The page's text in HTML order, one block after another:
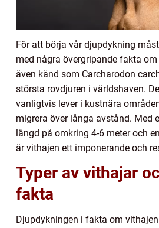
För att börja vår djupdykning
med några övergripande fakta
även känd som Carcharodon
största rovdjuren i världshaven.
vanligtvis lever i kustnära
migrera över långa avstånd. Med
längd på omkring 4-6 meter och
är vithajen ett imponerande och
Typer av vithajar
fakta
Djupdykningen i fakta om